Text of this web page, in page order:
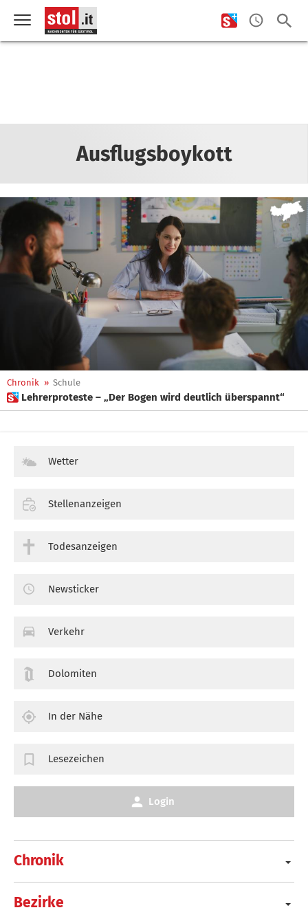
Ausflugsboykott
Chronik » Schule
 Lehrerproteste – „Der Bogen wird deutlich überspannt“
Chronik
Bezirke
Wetter
Stellenanzeigen
Todesanzeigen
Newsticker
Verkehr
Dolomiten
In der Nähe
Lesezeichen
Login